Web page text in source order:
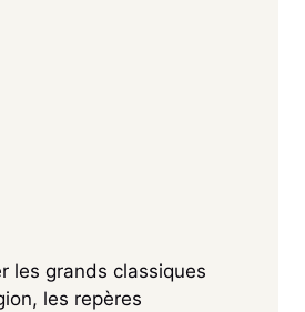
les grands classiques
les repères